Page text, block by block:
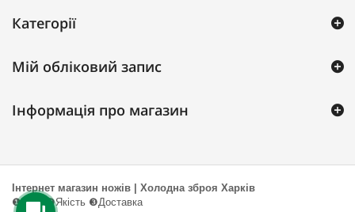
Категорії
Мій обліковий запис
Інформація про магазин
Інтернет магазин ножів | Холодна зброя Харків
❶Ціна ❷Якість ❸Доставка